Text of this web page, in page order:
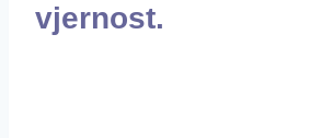
vjernost.